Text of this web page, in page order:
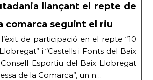
llançant el repte de
comarca seguint el riu
de participació en el repte “10
i “Castells i Fonts del Baix
Esportiu del Baix Llobregat
de la Comarca”, un n…